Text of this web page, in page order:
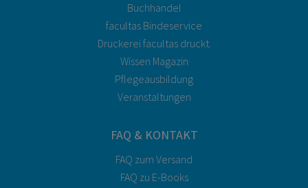
Buchhandel
facultas Bindeservice
Druckerei facultas druckt.
Wissen Magazin
Pflegeausbildung
Veranstaltungen
FAQ & KONTAKT
FAQ zum Versand
FAQ zu E-Books